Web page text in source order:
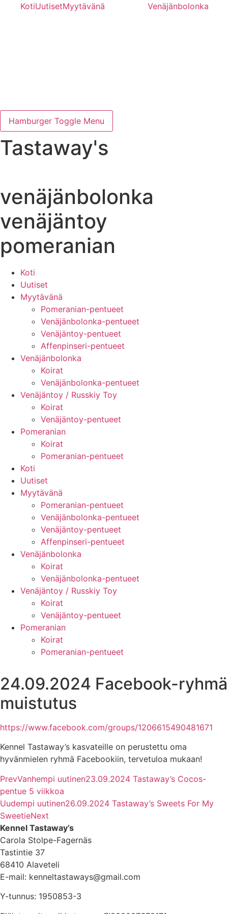
KotiUutisetMyytävänä Venäjänbolonka
Hamburger Toggle Menu
Tastaway's
venäjänbolonka
venäjäntoy
pomeranian
Koti
Uutiset
Myytävänä
Pomeranian-pentueet
Venäjänbolonka-pentueet
Venäjäntoy-pentueet
Affenpinseri-pentueet
Venäjänbolonka
Koirat
Venäjänbolonka-pentueet
Venäjäntoy / Russkiy Toy
Koirat
Venäjäntoy-pentueet
Pomeranian
Koirat
Pomeranian-pentueet
Koti
Uutiset
Myytävänä
Pomeranian-pentueet
Venäjänbolonka-pentueet
Venäjäntoy-pentueet
Affenpinseri-pentueet
Venäjänbolonka
Koirat
Venäjänbolonka-pentueet
Venäjäntoy / Russkiy Toy
Koirat
Venäjäntoy-pentueet
Pomeranian
Koirat
Pomeranian-pentueet
24.09.2024 Facebook-ryhmä
muistutus
https://www.facebook.com/groups/1206615490481671
Kennel Tastaway’s kasvateille on perustettu oma
hyvänmielen ryhmä Facebookiin, tervetuloa mukaan!
PrevVanhempi uutinen23.09.2024 Tastaway’s Cocos-
pentue 5 viikkoa
Uudempi uutinen26.09.2024 Tastaway’s Sweets For My
SweetieNext
Kennel Tastaway’s
Carola Stolpe-Fagernäs
Tastintie 37
68410 Alaveteli
E-mail: kenneltastaways@gmail.com
Y-tunnus: 1950853-3